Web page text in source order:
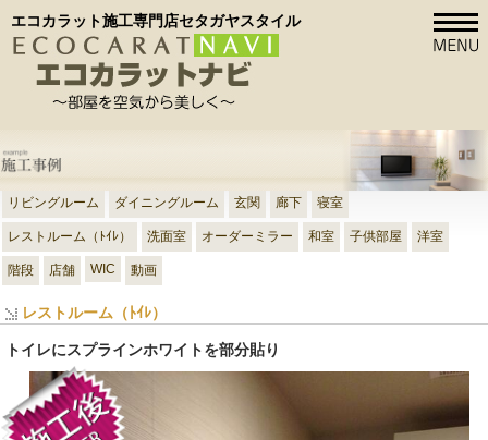
エコカラット施工専門店セタガヤスタイル
リビングルーム ダイニングルーム 玄関 廊下 寝室
レストルーム（ﾄｲﾚ） 洗面室 オーダーミラー 和室 子供部屋 洋室
階段 店舗 WIC 動画
レストルーム（ﾄｲﾚ）
トイレにスプラインホワイトを部分貼り